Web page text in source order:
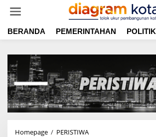
t
BERANDA PEMERINTAHAN POLITIK
Homepage / PERISTIWA